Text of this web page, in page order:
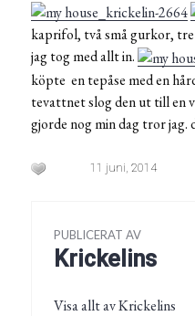
kaprifol, två små gurkor, tre
jag tog med allt in.
köpte en tepåse med en
tevattnet slog den ut till en
gjorde nog min dag tror jag.
11 juni, 2014
PUBLICERAT AV
Krickelins
Visa allt av Krickelins